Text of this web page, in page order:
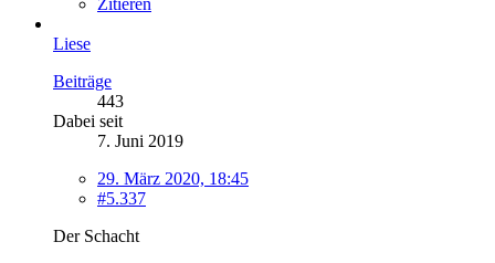
Liese
Beiträge
443
Dabei seit
7. Juni 2019
29. März 2020, 18:45
#5.337
Der Schacht